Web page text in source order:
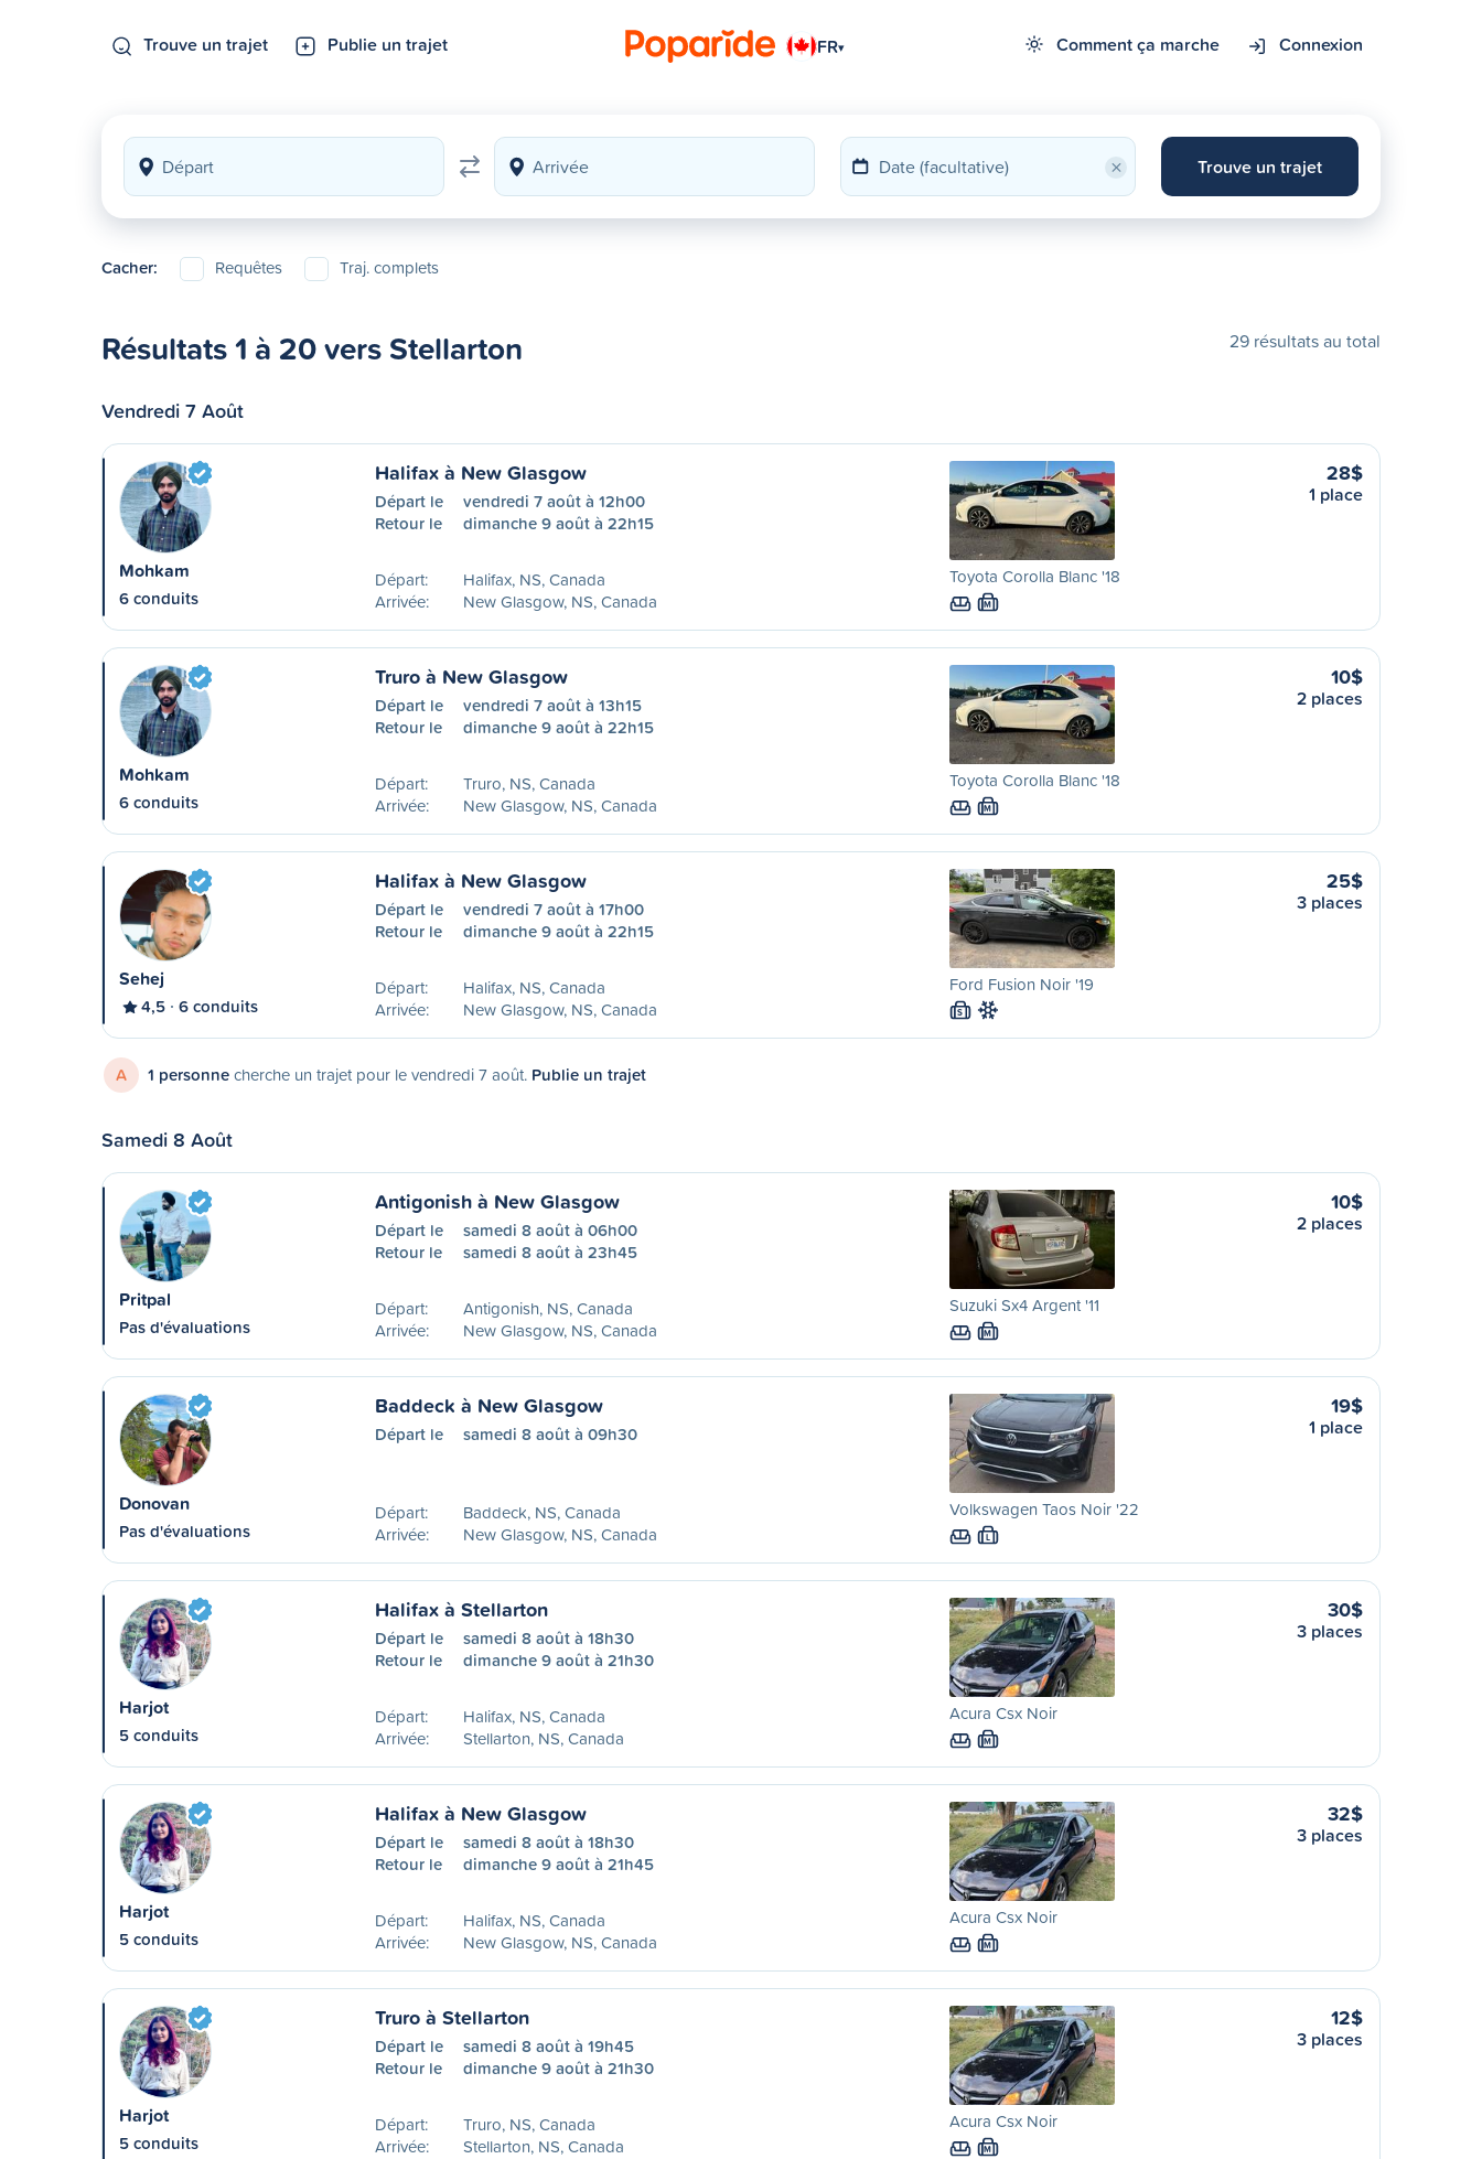
Trouve un trajet Publie un trajet FR▾ Comment ça marche Connexion
× Trouve un trajet
Cacher: Requêtes Traj. complets
Résultats 1 à 20 vers Stellarton 29 résultats au total
Vendredi 7 Août
Mohkam
6 conduits
Halifax à New Glasgow
Départ le
vendredi 7 août à 12h00
Retour le
dimanche 9 août à 22h15
Départ:
Halifax, NS, Canada
Arrivée:
New Glasgow, NS, Canada
Toyota Corolla Blanc '18
M
28$
1 place
Mohkam
6 conduits
Truro à New Glasgow
Départ le
vendredi 7 août à 13h15
Retour le
dimanche 9 août à 22h15
Départ:
Truro, NS, Canada
Arrivée:
New Glasgow, NS, Canada
Toyota Corolla Blanc '18
M
10$
2 places
Sehej
4,5 6 conduits
Halifax à New Glasgow
Départ le
vendredi 7 août à 17h00
Retour le
dimanche 9 août à 22h15
Départ:
Halifax, NS, Canada
Arrivée:
New Glasgow, NS, Canada
Ford Fusion Noir '19
S
25$
3 places
A 1 personnecherche un trajet pour le vendredi 7 août. Publie un trajet
Samedi 8 Août
Pritpal
Pas d'évaluations
Antigonish à New Glasgow
Départ le
samedi 8 août à 06h00
Retour le
samedi 8 août à 23h45
Départ:
Antigonish, NS, Canada
Arrivée:
New Glasgow, NS, Canada
Suzuki Sx4 Argent '11
M
10$
2 places
Donovan
Pas d'évaluations
Baddeck à New Glasgow
Départ le samedi 8 août à 09h30
Départ:
Baddeck, NS, Canada
Arrivée:
New Glasgow, NS, Canada
Volkswagen Taos Noir '22
L
19$
1 place
Harjot
5 conduits
Halifax à Stellarton
Départ le
samedi 8 août à 18h30
Retour le
dimanche 9 août à 21h30
Départ:
Halifax, NS, Canada
Arrivée:
Stellarton, NS, Canada
Acura Csx Noir
M
30$
3 places
Harjot
5 conduits
Halifax à New Glasgow
Départ le
samedi 8 août à 18h30
Retour le
dimanche 9 août à 21h45
Départ:
Halifax, NS, Canada
Arrivée:
New Glasgow, NS, Canada
Acura Csx Noir
M
32$
3 places
Harjot
5 conduits
Truro à Stellarton
Départ le
samedi 8 août à 19h45
Retour le
dimanche 9 août à 21h30
Départ:
Truro, NS, Canada
Arrivée:
Stellarton, NS, Canada
Acura Csx Noir
M
12$
3 places